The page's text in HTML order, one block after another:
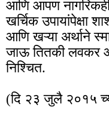
आणि आपण
खर्चिक उपायांपेक्षा
आणि खऱ्या अर्थाने
जाऊ तितकी लवकर
निश्चित.
(दि २३ जुलै २०१५